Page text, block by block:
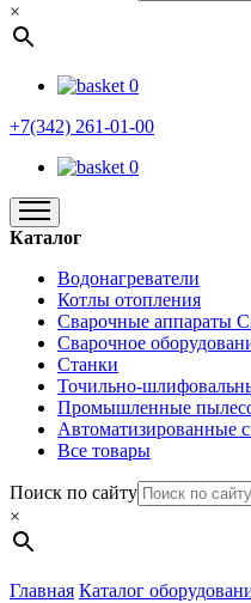
×
0
+7(342) 261-01-00
0
Каталог
Водонагреватели
Котлы отопления
Сварочные аппараты
Сварочное
Станки
Точильно-
Промышленные
Автоматизированные
Все товары
Поиск по сайту
×
Главная Каталог